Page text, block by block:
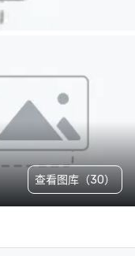
查看图库（30）